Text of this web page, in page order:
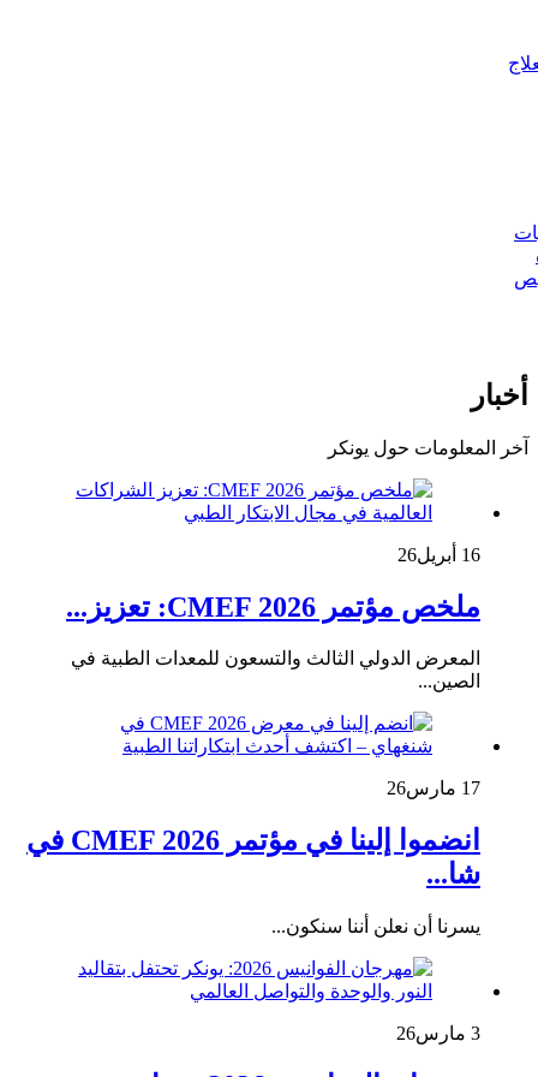
أخبار
آخر المعلومات حول يونكر
16 أبريل 26
ملخص مؤتمر CMEF 2026: تعزيز...
المعرض الدولي الثالث والتسعون للمعدات الطبية في
الصين...
17 مارس 26
انضموا إلينا في مؤتمر CMEF 2026 في
شا...
يسرنا أن نعلن أننا سنكون...
3 مارس 26